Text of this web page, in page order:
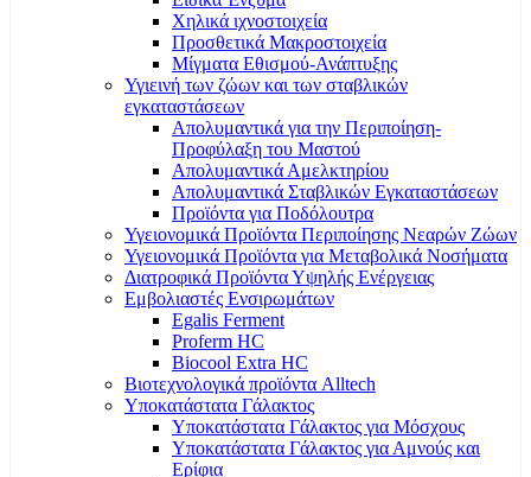
Χηλικά ιχνοστοιχεία
Προσθετικά Μακροστοιχεία
Μίγματα Εθισμού-Ανάπτυξης
Υγιεινή των ζώων και των σταβλικών
εγκαταστάσεων
Απολυμαντικά για την Περιποίηση-
Προφύλαξη του Μαστού
Απολυμαντικά Αμελκτηρίου
Απολυμαντικά Σταβλικών Εγκαταστάσεων
Προϊόντα για Ποδόλουτρα
Υγειονομικά Προϊόντα Περιποίησης Νεαρών Ζώων
Υγειονομικά Προϊόντα για Μεταβολικά Νοσήματα
Διατροφικά Προϊόντα Υψηλής Ενέργειας
Εμβολιαστές Ενσιρωμάτων
Egalis Ferment
Proferm HC
Biocool Extra HC
Βιοτεχνολογικά προϊόντα Alltech
Υποκατάστατα Γάλακτος
Υποκατάστατα Γάλακτος για Μόσχους
Υποκατάστατα Γάλακτος για Αμνούς και
Ερίφια